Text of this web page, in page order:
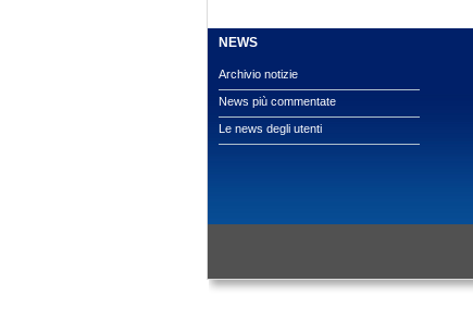
NEWS
Archivio notizie
News più commentate
Le news degli utenti